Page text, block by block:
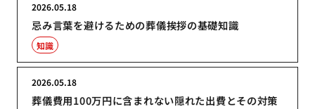
忌み言葉を避けるための葬儀挨拶の基礎知識
2026.05.18
知識
葬儀費用100万円に含まれない隠れた出費とその対策
2026.05.18